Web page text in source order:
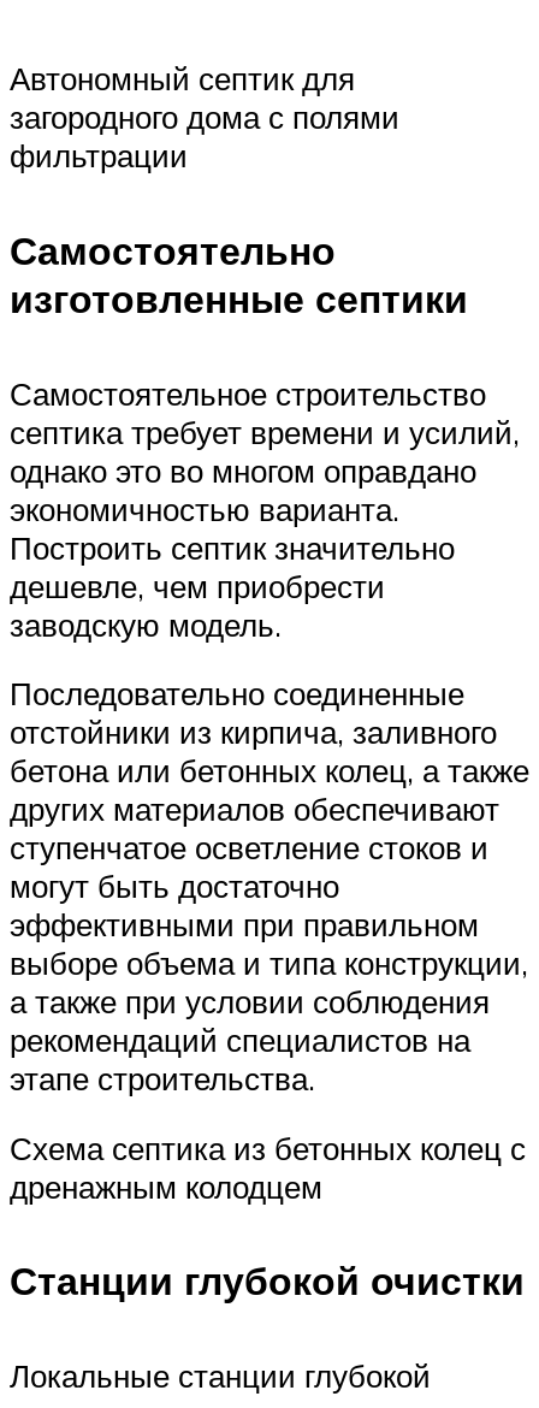
Автономный септик для
загородного дома с полями
фильтрации
Самостоятельно
изготовленные септики
Самостоятельное строительство
септика требует времени и усилий,
однако это во многом оправдано
экономичностью варианта.
Построить септик значительно
дешевле, чем приобрести
заводскую модель.
Последовательно соединенные
отстойники из кирпича, заливного
бетона или бетонных колец, а также
других материалов обеспечивают
ступенчатое осветление стоков и
могут быть достаточно
эффективными при правильном
выборе объема и типа конструкции,
а также при условии соблюдения
рекомендаций специалистов на
этапе строительства.
Схема септика из бетонных колец с
дренажным колодцем
Станции глубокой очистки
Локальные станции глубокой